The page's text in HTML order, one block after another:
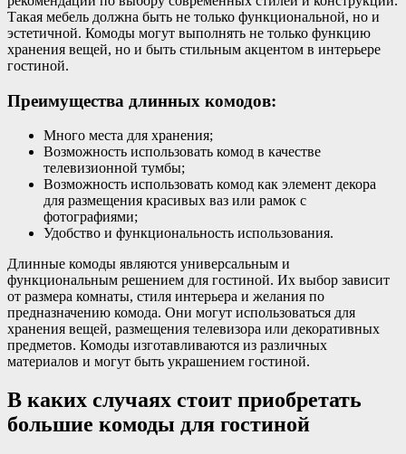
Такая мебель должна быть не только функциональной, но и
эстетичной. Комоды могут выполнять не только функцию
хранения вещей, но и быть стильным акцентом в интерьере
гостиной.
Преимущества длинных комодов:
Много места для хранения;
Возможность использовать комод в качестве
телевизионной тумбы;
Возможность использовать комод как элемент декора
для размещения красивых ваз или рамок с
фотографиями;
Удобство и функциональность использования.
Длинные комоды являются универсальным и
функциональным решением для гостиной. Их выбор зависит
от размера комнаты, стиля интерьера и желания по
предназначению комода. Они могут использоваться для
хранения вещей, размещения телевизора или декоративных
предметов. Комоды изготавливаются из различных
материалов и могут быть украшением гостиной.
В каких случаях стоит приобретать
большие комоды для гостиной